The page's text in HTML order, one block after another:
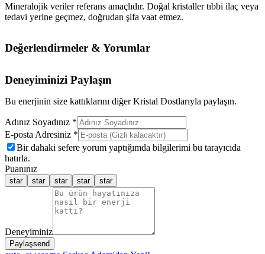
Mineralojik veriler referans amaçlıdır. Doğal kristaller tıbbi ilaç veya
tedavi yerine geçmez, doğrudan şifa vaat etmez.
Değerlendirmeler & Yorumlar
Deneyiminizi Paylaşın
Bu enerjinin size kattıklarını diğer Kristal Dostlarıyla paylaşın.
Adınız Soyadınız *
E-posta Adresiniz *
Bir dahaki sefere yorum yaptığımda bilgilerimi bu tarayıcıda
hatırla.
Puanınız
star star star star star
Deneyiminiz
Paylaşsend